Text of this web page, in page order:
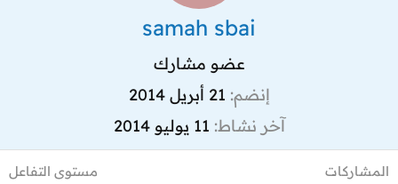
samah sbai
عضو مشارك
إنضم 21 أبريل 2014
آخر نشاط 11 يوليو 2014
المشاركات مستوى التفاعل